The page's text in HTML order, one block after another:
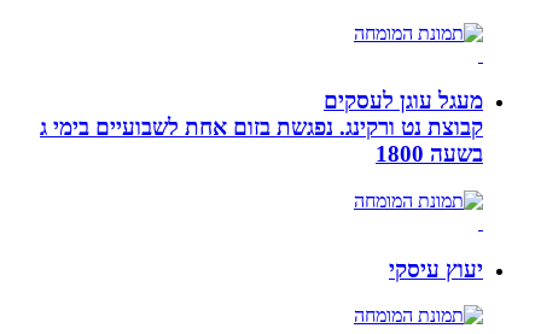
מעגל עוגן לעסקים
קבוצת נט ורקינג. נפגשת בזום אחת לשבועיים בימי ג
בשעה 1800
יעוץ עיסקי